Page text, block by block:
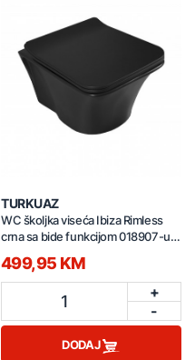
TURKUAZ
WC školjka viseća Ibiza Rimless
crna sa bide funkcijom 018907-u-
97
499,95 KM
1
+
-
DODAJ